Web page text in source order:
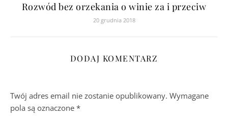
Rozwód bez orzekania o winie za i przeciw
20 grudnia 2018
DODAJ KOMENTARZ
Twój adres email nie zostanie opublikowany. Wymagane
pola są oznaczone *